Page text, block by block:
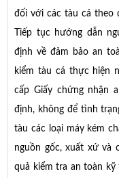
đối với các tàu cá theo
Tiếp tục hướng dẫn
định về đảm bảo an
kiểm tàu cá thực hiện
cấp Giấy chứng nhận
định, không để tình
tàu các loại máy kém
nguồn gốc, xuất xứ và
quả kiểm tra an toàn